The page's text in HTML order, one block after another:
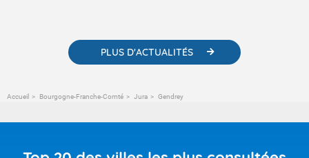
PLUS D'ACTUALITÉS
Accueil Bourgogne-Franche-Comté Jura Gendrey